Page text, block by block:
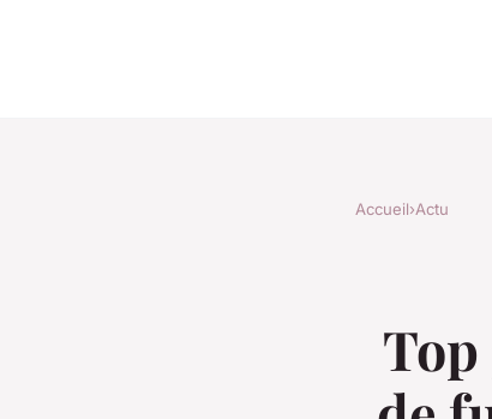
Accueil›Actu